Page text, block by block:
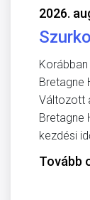
2026.
Bretagne
Változott
Bretagne
kezdési
Tovább